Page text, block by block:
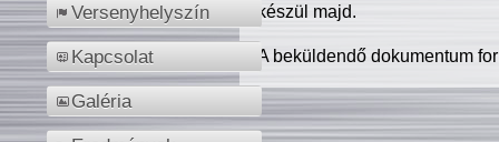
Versenyhelyszín
Kapcsolat
Galéria
készül majd.
A beküldendő dokumentum